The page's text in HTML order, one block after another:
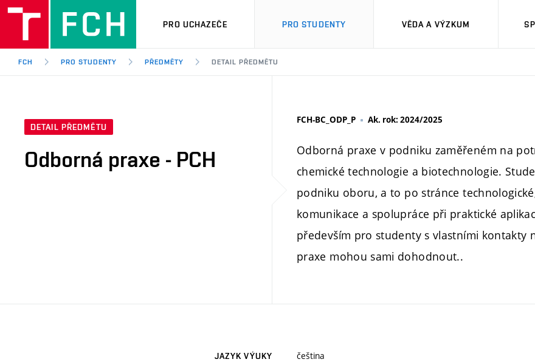
PRO UCHAZEČE PRO STUDENTY VĚDA A VÝZKUM
FCH PRO STUDENTY PŘEDMĚTY DETAIL PŘEDMĚTU
DETAIL PŘEDMĚTU
Odborná praxe - PCH
FCH-BC_ODP_P Ak. rok: 2024/2025
Odborná praxe v podniku zaměřeném na
chemické technologie a biotechnologie.
podniku oboru, a to po stránce
komunikace a spolupráce při praktické
především pro studenty s vlastními kontakty
praxe mohou sami dohodnout..
JAZYK VÝUKY čeština